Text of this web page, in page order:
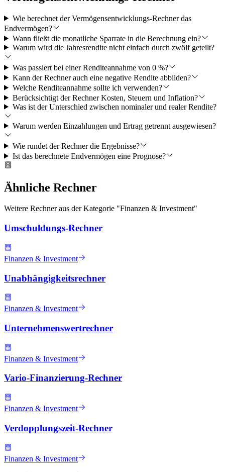
Wie berechnet der Vermögensentwicklungs-Rechner das
Endvermögen?
Wann fließt die monatliche Sparrate in die Berechnung ein?
Warum wird die Jahresrendite nicht einfach durch zwölf geteilt?
Was passiert bei einer Renditeannahme von 0 %?
Kann der Rechner auch eine negative Rendite abbilden?
Welche Renditeannahme sollte ich verwenden?
Berücksichtigt der Rechner Kosten, Steuern und Inflation?
Was ist der Unterschied zwischen nominaler und realer Rendite?
Warum werden Einzahlungen und Ertrag getrennt ausgewiesen?
Wie rundet der Rechner die Ergebnisse?
Ist das berechnete Endvermögen eine Prognose?
Ähnliche Rechner
Weitere Rechner aus der Kategorie "Finanzen & Investment"
Umschuldungs-Rechner
Finanzen & Investment
Unabhängigkeitsrechner
Finanzen & Investment
Unternehmenswertrechner
Finanzen & Investment
Vario-Finanzierung-Rechner
Finanzen & Investment
Verdopplungszeit-Rechner
Finanzen & Investment